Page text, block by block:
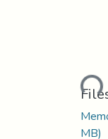
Loading...
MB)